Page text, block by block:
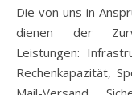
Die von uns in
dienen der
Leistungen:
Rechenkapazität,